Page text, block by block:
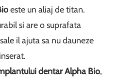
este un aliaj de titan.
si are o suprafata
il ajuta sa nu dauneze
dentar Alpha Bio,